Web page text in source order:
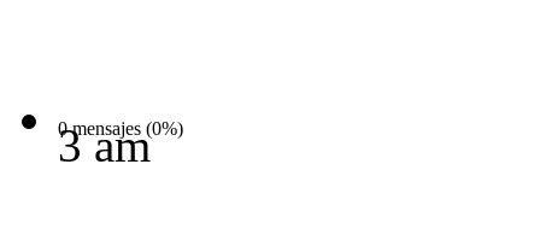
0 mensajes (0%)
3 am